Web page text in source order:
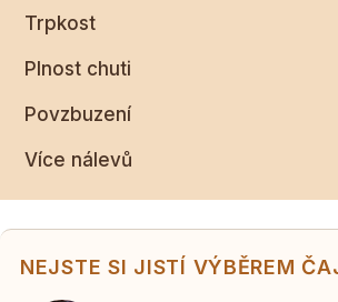
Trpkost
Plnost chuti
Povzbuzení
Více nálevů
NEJSTE SI JISTÍ VÝBĚREM